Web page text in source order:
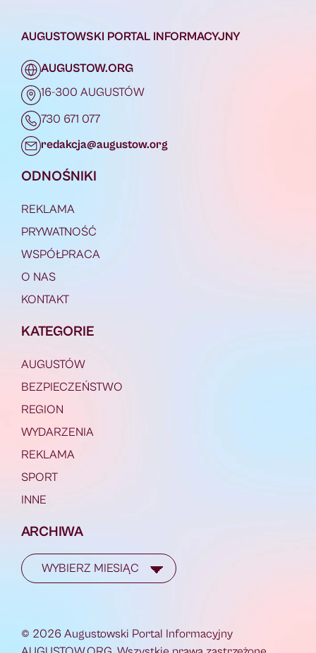
AUGUSTOWSKI PORTAL INFORMACYJNY
AUGUSTOW.ORG
16-300 AUGUSTÓW
730 671 077
redakcja@augustow.org
ODNOŚNIKI
REKLAMA
PRYWATNOŚĆ
WSPÓŁPRACA
O NAS
KONTAKT
KATEGORIE
AUGUSTÓW
BEZPIECZEŃSTWO
REGION
WYDARZENIA
REKLAMA
SPORT
INNE
ARCHIWA
© 2026 Augustowski Portal Informacyjny